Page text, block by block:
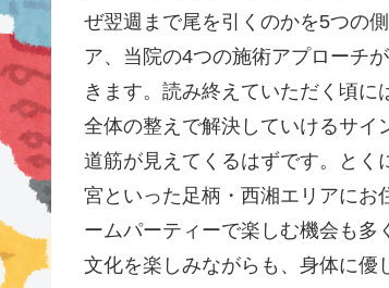
ぜ翌週まで尾を引くのかを5つの
ア、当院の4つの施術アプローチ
きます。読み終えていただく頃
全体の整えで解決していけるサイ
道筋が見えてくるはずです。とく
宮といった足柄・西湘エリアにお
ームパーティーで楽しむ機会も
文化を楽しみながらも、身体に優